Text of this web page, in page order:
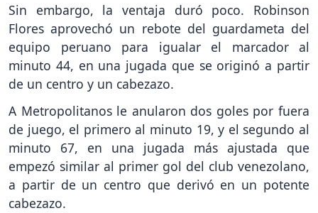
Sin embargo, la ventaja duró poco. Robinson
Flores aprovechó un rebote del guardameta del
equipo peruano para igualar el marcador al
minuto 44, en una jugada que se originó a partir
de un centro y un cabezazo.
A Metropolitanos le anularon dos goles por fuera
de juego, el primero al minuto 19, y el segundo al
minuto 67, en una jugada más ajustada que
empezó similar al primer gol del club venezolano,
a partir de un centro que derivó en un potente
cabezazo.